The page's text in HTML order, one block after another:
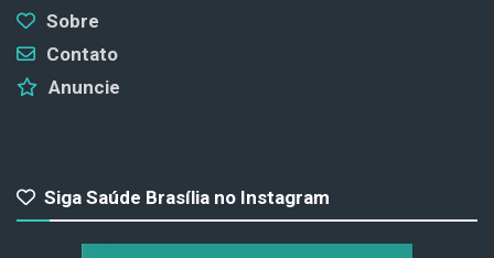
Sobre
Contato
Anuncie
Siga Saúde Brasília no Instagram